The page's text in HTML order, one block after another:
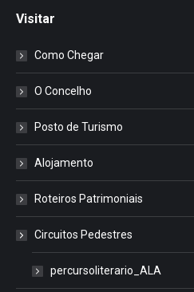
Visitar
Como Chegar
O Concelho
Posto de Turismo
Alojamento
Roteiros Patrimoniais
Circuitos Pedestres
percursoliterario_ALA